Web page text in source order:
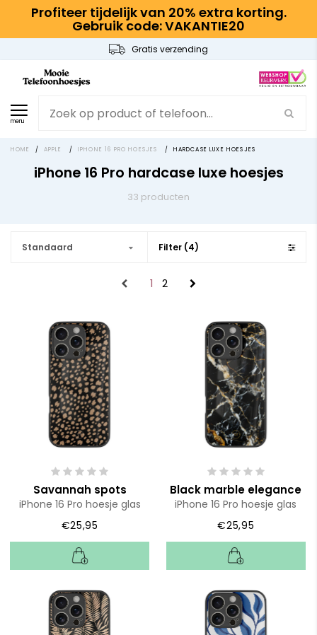
Profiteer tijdelijk van 20% extra korting.
Gebruik code: VAKANTIE20
Gratis verzending
menu
HOME / APPLE / IPHONE 16 PRO HOESJES / HARDCASE LUXE HOESJES
iPhone 16 Pro hardcase luxe hoesjes
33 producten
Standaard Filter (4)
1 2
Savannah spots
iPhone 16 Pro hoesje glas
€25,95
Black marble elegance
iPhone 16 Pro hoesje glas
€25,95